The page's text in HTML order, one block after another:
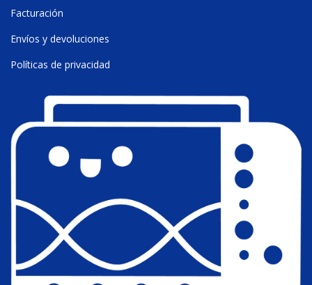
Facturación
Envíos y devoluciones
Políticas de privacidad